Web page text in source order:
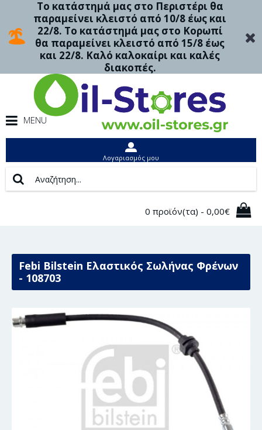
Το κατάστημά μας στο Περιστέρι θα
παραμείνει κλειστό από 10/8 έως και
22/8. Το κατάστημά μας στο Κορωπί
θα παραμείνει κλειστό από 15/8 έως
και 22/8. Καλό καλοκαίρι και καλές
διακοπές.
MENU
Λογαριασμός μου
0 προϊόν(τα) - 0,00€
Febi Bilstein Ελαστικός Σωλήνας Φρένων
- 108703